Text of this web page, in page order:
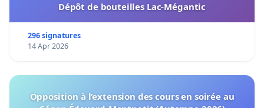
Dépôt de bouteilles Lac-Mégantic
296 signatures
14 Apr 2026
Opposition à l’extension des cours en soirée au